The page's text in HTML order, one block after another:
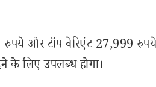
और टॉप वेरिएंट 27,999
के लिए उपलब्ध होगा।